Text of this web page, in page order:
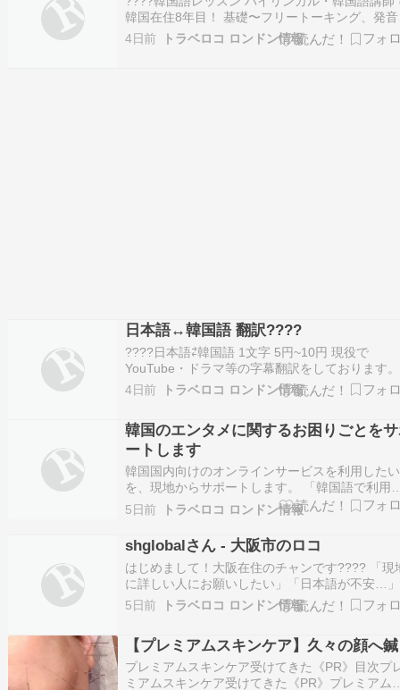
韓国在住8年目！ 基礎〜フリートーキング、発
正など 釜山の方言もレッスン可能です???? 【
ツーマン 】 60分 : 3500円 【グループ】 1人あ
4日前 トラベロコ ロンドン情報
日本語↔︎韓国語 翻訳????
????日本語⇄韓国語 1文字 5円~10円 現役で
YouTube・ドラマ等の字幕翻訳をしております。
【チャット・ファンレター・手紙 等】 1文字 : 5
【戸籍謄本・簡単な文書】 1文字 : 7円 【ビジネ
で目安にな…
4日前 トラベロコ ロンドン情報
韓国のエンタメに関するお困りごとを
ートします
韓国国内向けのオンラインサービスを利用した
を、現地からサポートします。 「韓国語で利用
法が分からない」 「日本からでは手続きが進め
れない」 「希望するサービスが利用できるか確
したい」 などのお困りごとがございましたら、
気軽にご相談ください。 K-POPや韓国のエンタ
メ…
5日前 トラベロコ ロンドン情報
shglobalさん - 大阪市のロコ
はじめまして！大阪在住のチャンです???? 「現
に詳しい人にお願いしたい」「日本語が不安…」
「ビジネスも安心して任せたい」そんな方のお
いをしています！ 株式会社SHGLOBALを運営し
現地調査、買い付け代行、商談同行、展示会サ…
5日前 トラベロコ ロンドン情報
【プレミアムスキンケア】久々の顔へ鍼
プレミアムスキンケア受けてきた《PR》目次プ
ミアムスキンケア受けてきた《PR》​プレミアム